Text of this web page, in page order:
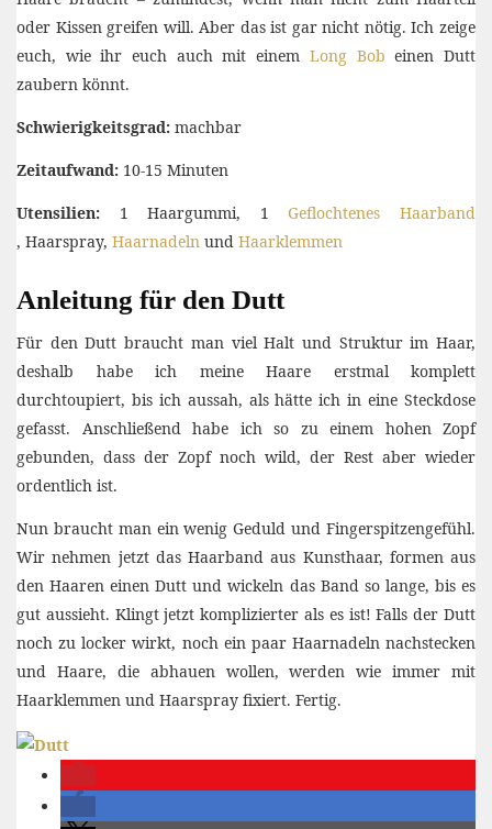
oder Kissen greifen will. Aber das ist gar nicht nötig. Ich zeige
euch, wie ihr euch auch mit einem Long Bob einen Dutt
zaubern könnt.
Schwierigkeitsgrad: machbar
Zeitaufwand: 10-15 Minuten
Utensilien: 1 Haargummi, 1Geflochtenes Haarband
, Haarspray, Haarnadeln und Haarklemmen
Anleitung für den Dutt
Für den Dutt braucht man viel Halt und Struktur im Haar,
deshalb habe ich meine Haare erstmal komplett
durchtoupiert, bis ich aussah, als hätte ich in eine Steckdose
gefasst. Anschließend habe ich so zu einem hohen Zopf
gebunden, dass der Zopf noch wild, der Rest aber wieder
ordentlich ist.
Nun braucht man ein wenig Geduld und Fingerspitzengefühl.
Wir nehmen jetzt das Haarband aus Kunsthaar, formen aus
den Haaren einen Dutt und wickeln das Band so lange, bis es
gut aussieht. Klingt jetzt komplizierter als es ist! Falls der Dutt
noch zu locker wirkt, noch ein paar Haarnadeln nachstecken
und Haare, die abhauen wollen, werden wie immer mit
Haarklemmen und Haarspray fixiert. Fertig.